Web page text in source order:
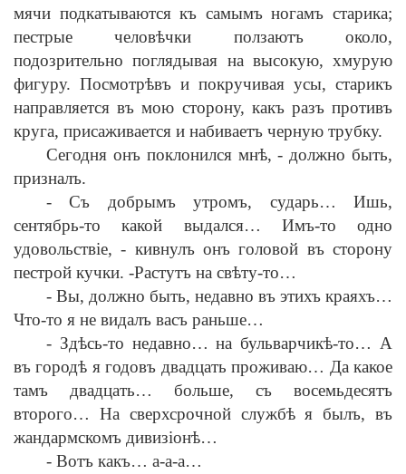
мячи подкатываются къ самымъ ногамъ старика;
пестрые человѣчки ползаютъ около,
подозрительно поглядывая на высокую, хмурую
фигуру. Посмотрѣвъ и покручивая усы, старикъ
направляется въ мою сторону, какъ разъ противъ
круга, присаживается и набиваетъ черную трубку.
Сегодня онъ поклонился мнѣ,- должно быть,
призналъ.
- Съ добрымъ утромъ, сударь… Ишь,
сентябрь-то какой выдался… Имъ-то одно
удовольствiе,- кивнулъ онъ головой въ сторону
пестрой кучки. -Растутъ на свѣту-то…
- Вы, должно быть, недавно въ этихъ краяхъ…
Что-то я не видалъ васъ раньше…
- Здѣсь-то недавно… на бульварчикѣ-то… А
въ городѣ я годовъ двадцать проживаю… Да какое
тамъ двадцать… больше, съ восемьдесятъ
второго… На сверхсрочной службѣя былъ, въ
жандармскомъ дивизiонѣ…
- Вотъ какъ… а-а-а…